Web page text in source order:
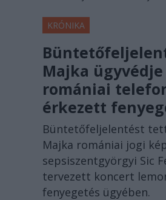
KRÓNIKA
Majka ügyvédje
romániai
érkezett
Büntetőfeljelentést
Majka romániai jogi
sepsiszentgyörgyi Sic
tervezett koncert
fenyegetés ügyében.